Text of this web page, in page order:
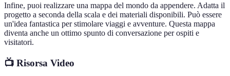
Infine, puoi realizzare una mappa del mondo da appendere. Adatta il
progetto a seconda della scala e dei materiali disponibili. Può essere
un'idea fantastica per stimolare viaggi e avventure. Questa mappa
diventa anche un ottimo spunto di conversazione per ospiti e
visitatori.
📺 Risorsa Video